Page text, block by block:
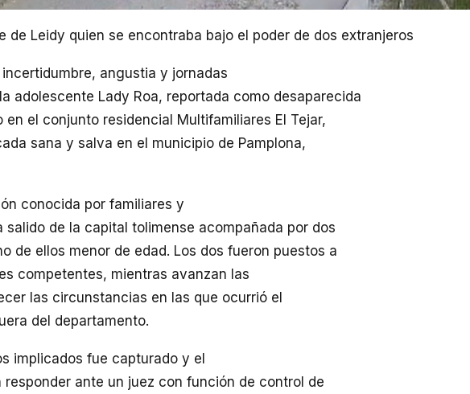
de Leidy quien se encontraba bajo el poder de dos extranjeros
angustia y jornadas
adolescente Lady Roa, reportada como desaparecida
en el conjunto residencial Multifamiliares El Tejar,
sana y salva en el municipio de Pamplona,
conocida por familiares y
salido de la capital tolimense acompañada por dos
de ellos menor de edad. Los dos fueron puestos a
competentes, mientras avanzan las
las circunstancias en las que ocurrió el
del departamento.
implicados fue capturado y el
ante un juez con función de control de